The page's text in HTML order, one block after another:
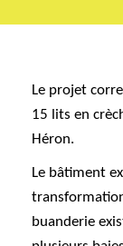
Le projet
15 lits en
Héron.
Le bâtiment
buanderie